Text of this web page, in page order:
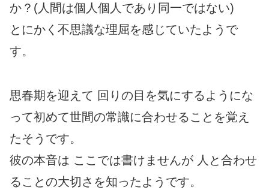
か？(人間は個人個人であり同一ではない)
とにかく不思議な理屈を感じていたようで
す。
思春期を迎えて 回りの目を気にするようにな
って初めて世間の常識に合わせることを覚え
たそうです。
彼の本音は ここでは書けませんが 人と合わせ
ることの大切さを知ったようです。